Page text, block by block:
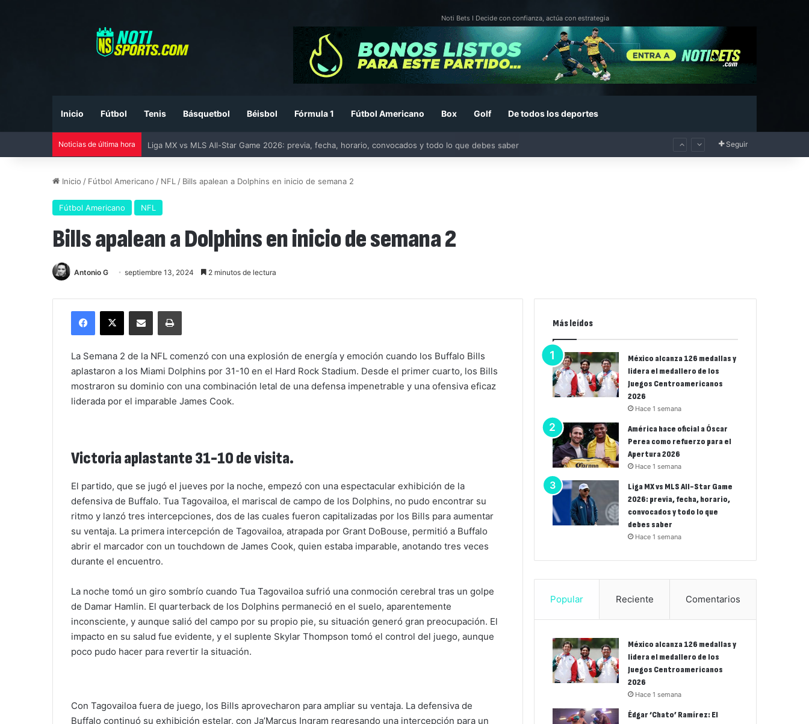
Noti Bets I Decide con confianza, actúa con estrategia
Inicio Fútbol Tenis Básquetbol Béisbol Fórmula 1 Fútbol Americano Box Golf De todos los deportes
Noticias de última hora Liga MX vs MLS All-Star Game 2026: previa, fecha, horario, convocados y todo lo que debes saber Seguir
Inicio / Fútbol Americano / NFL / Bills apalean a Dolphins en inicio de semana 2
Fútbol Americano NFL
Bills apalean a Dolphins en inicio de semana 2
Antonio G septiembre 13, 2024 2 minutos de lectura
Facebook
X Compartir por correo electrónicoImprimir
La Semana 2 de la NFL comenzó con una explosión de energía y emoción cuando los Buffalo Bills
aplastaron a los Miami Dolphins por 31-10 en el Hard Rock Stadium. Desde el primer cuarto, los Bills
mostraron su dominio con una combinación letal de una defensa impenetrable y una ofensiva eficaz
liderada por el imparable James Cook.
Victoria aplastante 31-10 de visita.
El partido, que se jugó el jueves por la noche, empezó con una espectacular exhibición de la
defensiva de Buffalo. Tua Tagovailoa, el mariscal de campo de los Dolphins, no pudo encontrar su
ritmo y lanzó tres intercepciones, dos de las cuales fueron capitalizadas por los Bills para aumentar
su ventaja. La primera intercepción de Tagovailoa, atrapada por Grant DoBouse, permitió a Buffalo
abrir el marcador con un touchdown de James Cook, quien estaba imparable, anotando tres veces
durante el encuentro.
La noche tomó un giro sombrío cuando Tua Tagovailoa sufrió una conmoción cerebral tras un golpe
de Damar Hamlin. El quarterback de los Dolphins permaneció en el suelo, aparentemente
inconsciente, y aunque salió del campo por su propio pie, su situación generó gran preocupación. El
impacto en su salud fue evidente, y el suplente Skylar Thompson tomó el control del juego, aunque
poco pudo hacer para revertir la situación.
Con Tagovailoa fuera de juego, los Bills aprovecharon para ampliar su ventaja. La defensiva de
Buffalo continuó su exhibición estelar, con Ja’Marcus Ingram regresando una intercepción para un
Más leídos
México alcanza 126 medallas y
lidera el medallero de los
Juegos Centroamericanos
2026
Hace 1 semana
América hace oficial a Óscar
Perea como refuerzo para el
Apertura 2026
Hace 1 semana
Liga MX vs MLS All-Star Game
2026: previa, fecha, horario,
convocados y todo lo que
debes saber
Hace 1 semana
Popular Reciente Comentarios
México alcanza 126 medallas y
lidera el medallero de los
Juegos Centroamericanos
2026
Hace 1 semana
Édgar ‘Chato’ Ramírez: El